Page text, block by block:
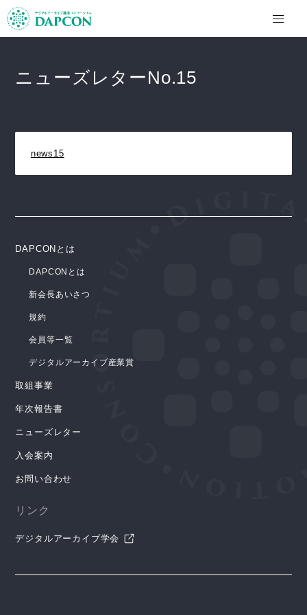
ニューズレターNo.15
news15
DAPCONとは
DAPCONとは
新会長あいさつ
規約
会員等一覧
デジタルアーカイブ産業賞
取組事業
年次報告書
ニューズレター
入会案内
お問い合わせ
リンク
デジタルアーカイブ学会